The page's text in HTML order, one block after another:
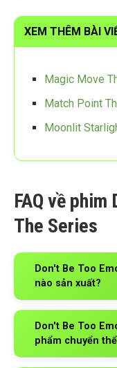
XEM THÊM BÀI
Magic Move
Match Point
Moonlit
FAQ về phim
The Series
Don't Be Too
nào sản xuất?
Don't Be Too
phẩm chuyển